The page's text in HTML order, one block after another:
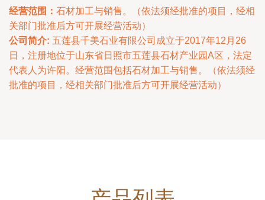
经营范围： 石材加工与销售。（依法须经批准的项目，经相
关部门批准后方可开展经营活动）
公司简介: 五莲县千美石业有限公司成立于2017年12月26
日，注册地位于山东省日照市五莲县石材产业园A区，法定
代表人为许阳。经营范围包括石材加工与销售。（依法须经
批准的项目，经相关部门批准后方可开展经营活动）